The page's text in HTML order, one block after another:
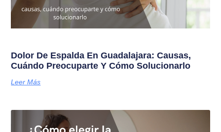
Dolor De Espalda En Guadalajara: Causas,
Cuándo Preocuparte Y Cómo Solucionarlo
Leer Más